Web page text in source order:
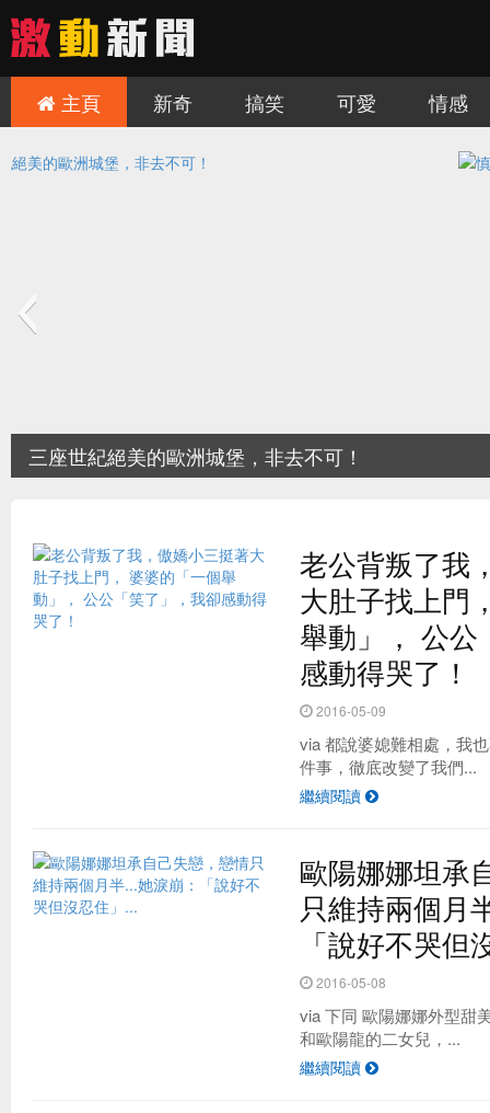
主頁 新奇 搞笑 可愛 情感
慎入！讓人難毛骨悚然的三個旅遊景點
台灣最夯的野餐地點 原來是這！？
老公背叛了我
大肚子找上門
舉動」， 公
感動得哭了！
2016-05-09
via 都說婆媳難相處，我
件事，徹底改變了我們...
繼續閱讀
歐陽娜娜坦承
只維持兩個月
「說好不哭但
2016-05-08
via 下同 歐陽娜娜外型甜
和歐陽龍的二女兒，...
繼續閱讀